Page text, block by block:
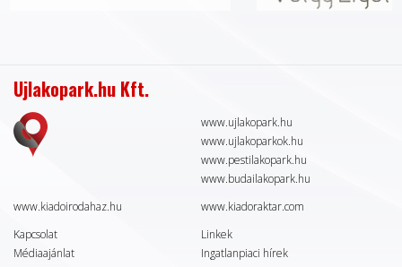
Ujlakopark.hu Kft.
www.ujlakopark.hu
www.ujlakoparkok.hu
www.pestilakopark.hu
www.budailakopark.hu
www.kiadoirodahaz.hu
www.kiadoraktar.com
Kapcsolat
Médiaajánlat
Linkek
Ingatlanpiaci hírek